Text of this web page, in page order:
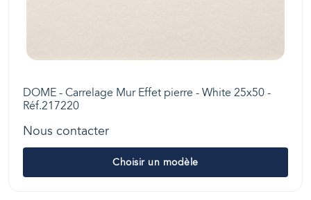
DOME - Carrelage Mur Effet pierre - White 25x50 -
Réf.217220
Nous contacter
Choisir un modèle